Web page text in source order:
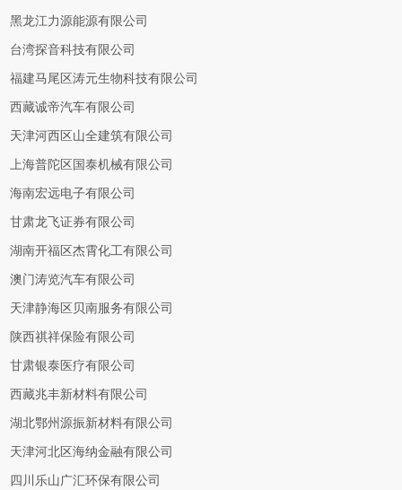
黑龙江力源能源有限公司
台湾探音科技有限公司
福建马尾区涛元生物科技有限公司
西藏诚帝汽车有限公司
天津河西区山全建筑有限公司
上海普陀区国泰机械有限公司
海南宏远电子有限公司
甘肃龙飞证券有限公司
湖南开福区杰霄化工有限公司
澳门涛览汽车有限公司
天津静海区贝南服务有限公司
陕西祺祥保险有限公司
甘肃银泰医疗有限公司
西藏兆丰新材料有限公司
湖北鄂州源振新材料有限公司
天津河北区海纳金融有限公司
四川乐山广汇环保有限公司